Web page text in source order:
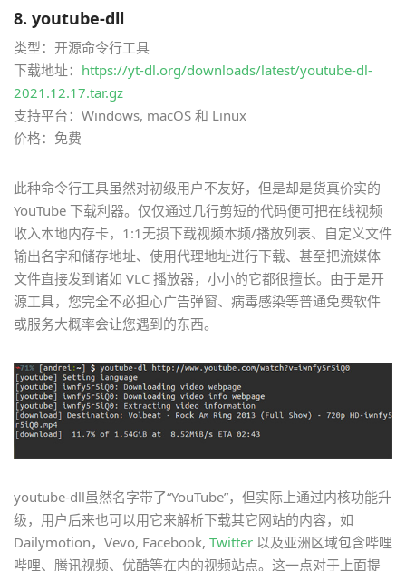
8. youtube-dll
类型：开源命令行工具
下载地址： https://yt-dl.org/downloads/latest/youtube-dl-
2021.12.17.tar.gz
支持平台：Windows, macOS 和 Linux
价格：免费
此种命令行工具虽然对初级用户不友好，但是却是货真价实的
YouTube 下载利器。仅仅通过几行剪短的代码便可把在线视频
收入本地内存卡，1:1无损下载视频本频/播放列表、自定义文件
输出名字和储存地址、使用代理地址进行下载、甚至把流媒体
文件直接发到诸如 VLC 播放器，小小的它都很擅长。由于是开
源工具，您完全不必担心广告弹窗、病毒感染等普通免费软件
或服务大概率会让您遇到的东西。
youtube-dll虽然名字带了“YouTube”，但实际上通过内核功能升
级，用户后来也可以用它来解析下载其它网站的内容，如
Dailymotion，Vevo, Facebook, Twitter 以及亚洲区域包含哔哩
哔哩、腾讯视频、优酷等在内的视频站点。这一点对于上面提